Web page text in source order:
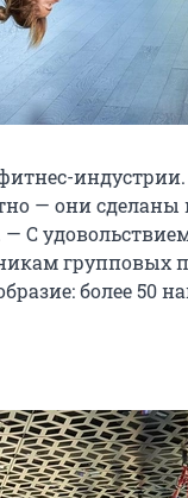
— они сделаны
С
групповых
более 50